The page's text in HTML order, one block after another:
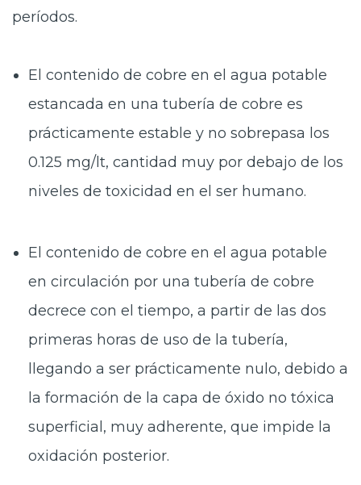
períodos.
El contenido de cobre en el agua potable
estancada en una tubería de cobre es
prácticamente estable y no sobrepasa los
0.125 mg/lt, cantidad muy por debajo de los
niveles de toxicidad en el ser humano.
El contenido de cobre en el agua potable
en circulación por una tubería de cobre
decrece con el tiempo, a partir de las dos
primeras horas de uso de la tubería,
llegando a ser prácticamente nulo, debido a
la formación de la capa de óxido no tóxica
superficial, muy adherente, que impide la
oxidación posterior.